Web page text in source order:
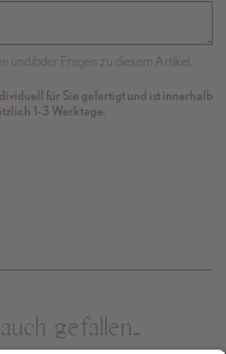
und/oder Fragen zu diesem Artikel.
für Sie gefertigt und ist innerhalb
1-3 Werktage.
gefallen…